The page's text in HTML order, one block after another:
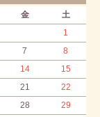
金
土
1
7
8
14
15
21
22
28
29